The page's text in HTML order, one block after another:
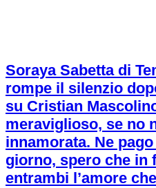
Soraya Sabetta di
rompe il silenzio
su Cristian
meraviglioso, se no
innamorata. Ne
giorno, spero che in
entrambi l’amore